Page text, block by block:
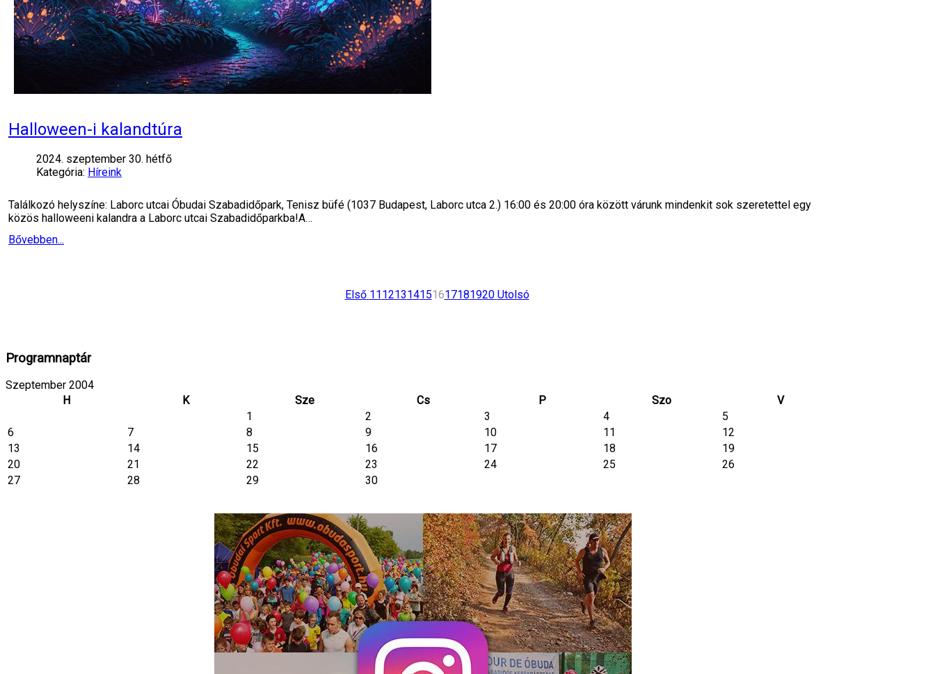
Halloween-i kalandtúra
2024. szeptember 30. hétfő
Kategória: Híreink
Találkozó helyszíne: Laborc utcai Óbudai Szabadidőpark, Tenisz büfé (1037 Budapest, Laborc utca 2.) 16:00 és 20:00 óra között várunk mindenkit sok szeretettel egy
közös halloweeni kalandra a Laborc utcai Szabadidőparkba!A…
Bővebben...
Első 11121314151617181920 Utolsó
Programnaptár
Szeptember 2004
H
K Sze Cs P Szo
V
1
2 3 4
5
6
7 8 9 10 11
12
13
14 15 16 17 18
19
20
21 22 23 24 25
26
27
28 29 30